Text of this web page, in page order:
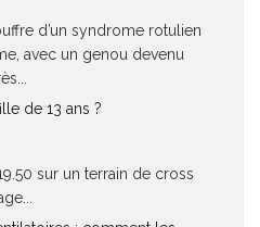
d’un syndrome rotulien
avec un genou devenu
de 13 ans ?
sur un terrain de cross